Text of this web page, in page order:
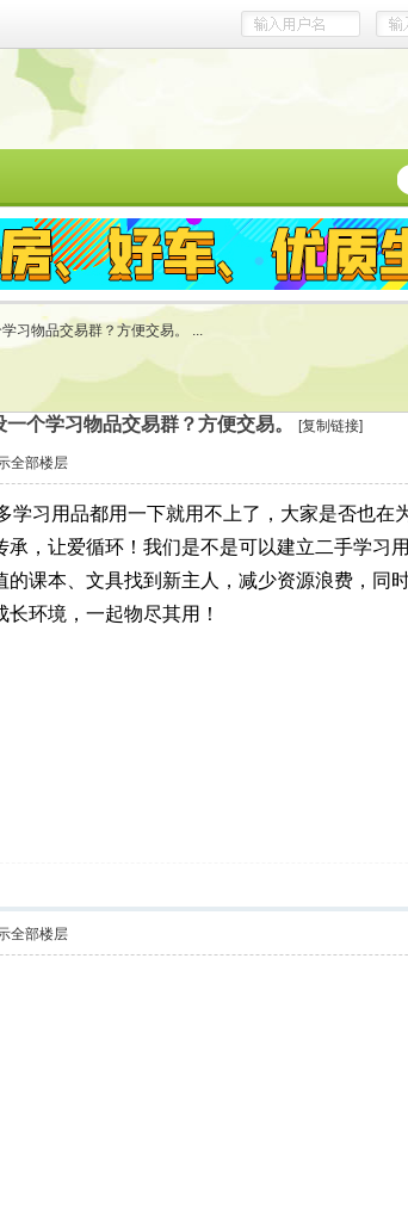
习物品交易群？方便交易。 ...
个学习物品交易群？方便交易。 [复制链接]
全部楼层
习用品都用一下就用不上了，大家是否也在
，让爱循环！我们是不是可以建立二手学习
课本、文具找到新主人，减少资源浪费，同
长环境 ，一起物尽其用！
全部楼层